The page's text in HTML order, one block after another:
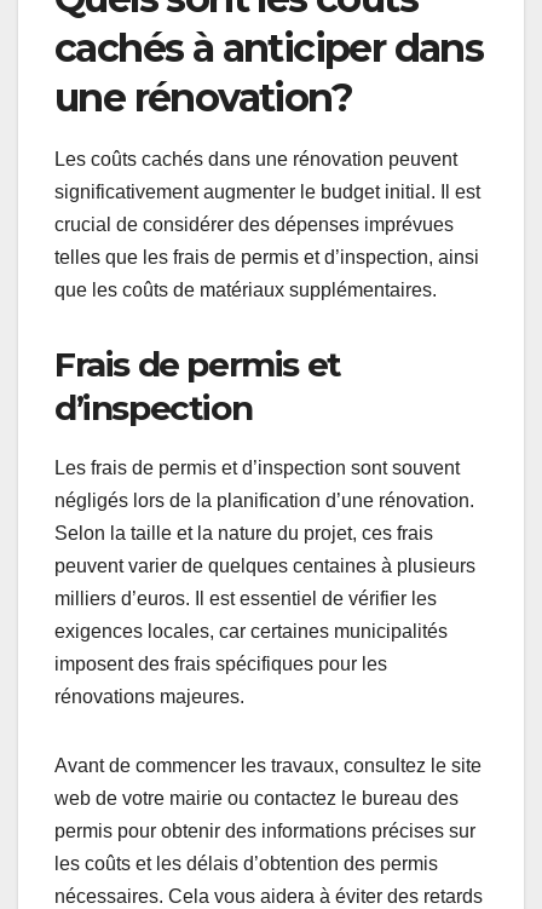
cachés à anticiper dans
une rénovation?
Les coûts cachés dans une rénovation peuvent
significativement augmenter le budget initial. Il est
crucial de considérer des dépenses imprévues
telles que les frais de permis et d’inspection, ainsi
que les coûts de matériaux supplémentaires.
Frais de permis et
d’inspection
Les frais de permis et d’inspection sont souvent
négligés lors de la planification d’une rénovation.
Selon la taille et la nature du projet, ces frais
peuvent varier de quelques centaines à plusieurs
milliers d’euros. Il est essentiel de vérifier les
exigences locales, car certaines municipalités
imposent des frais spécifiques pour les
rénovations majeures.
Avant de commencer les travaux, consultez le site
web de votre mairie ou contactez le bureau des
permis pour obtenir des informations précises sur
les coûts et les délais d’obtention des permis
nécessaires. Cela vous aidera à éviter des retards